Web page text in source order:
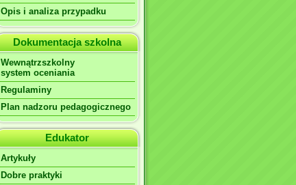
Opis i analiza przypadku
Dokumentacja szkolna
Wewnątrzszkolny
system oceniania
Regulaminy
Plan nadzoru pedagogicznego
Edukator
Artykuły
Dobre praktyki